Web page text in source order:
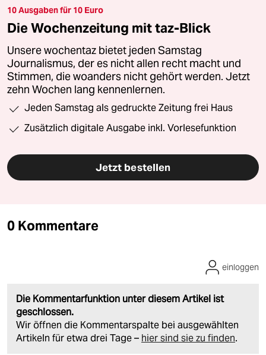
10 Ausgaben für 10 Euro
Die Wochenzeitung mit taz-Blick
Unsere wochentaz bietet jeden Samstag
Journalismus, der es nicht allen recht macht und
Stimmen, die woanders nicht gehört werden. Jetzt
zehn Wochen lang kennenlernen.
Jeden Samstag als gedruckte Zeitung frei Haus
Zusätzlich digitale Ausgabe inkl. Vorlesefunktion
Jetzt bestellen
0 Kommentare
Die Kommentarfunktion unter diesem Artikel ist
geschlossen.
Wir öffnen die Kommentarspalte bei ausgewählten
Artikeln für etwa drei Tage – hier sind sie zu finden.
einloggen